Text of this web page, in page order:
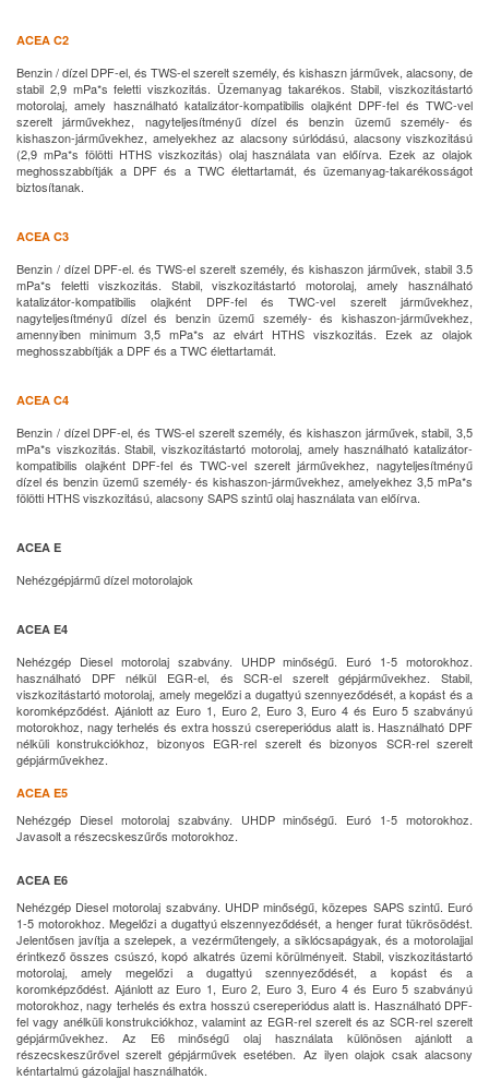
ACEA C2
Benzin / dízel DPF-el, és TWS-el szerelt személy, és kishaszn járművek, alacsony, de
stabil 2,9 mPa*s feletti viszkozitás. Üzemanyag takarékos. Stabil, viszkozitástartó
motorolaj, amely használható katalizátor-kompatibilis olajként DPF-fel és TWC-vel
szerelt járművekhez, nagyteljesítményű dízel és benzin üzemű személy- és
kishaszon-járművekhez, amelyekhez az alacsony súrlódású, alacsony viszkozitású
(2,9 mPa*s fölötti HTHS viszkozitás) olaj használata van előírva. Ezek az olajok
meghosszabbítják a DPF és a TWC élettartamát, és üzemanyag-takarékosságot
biztosítanak.
ACEA C3
Benzin / dízel DPF-el. és TWS-el szerelt személy, és kishaszon járművek, stabil 3.5
mPa*s feletti viszkozitás. Stabil, viszkozitástartó motorolaj, amely használható
katalizátor-kompatibilis olajként DPF-fel és TWC-vel szerelt járművekhez,
nagyteljesítményű dízel és benzin üzemű személy- és kishaszon-járművekhez,
amennyiben minimum 3,5 mPa*s az elvárt HTHS viszkozitás. Ezek az olajok
meghosszabbítják a DPF és a TWC élettartamát.
ACEA C4
Benzin / dízel DPF-el, és TWS-el szerelt személy, és kishaszon járművek, stabil, 3,5
mPa*s viszkozitás. Stabil, viszkozitástartó motorolaj, amely használható katalizátor-
kompatibilis olajként DPF-fel és TWC-vel szerelt járművekhez, nagyteljesítményű
dízel és benzin üzemű személy- és kishaszon-járművekhez, amelyekhez 3,5 mPa*s
fölötti HTHS viszkozitású, alacsony SAPS szintű olaj használata van előírva.
ACEA E
Nehézgépjármű dízel motorolajok
ACEA E4
Nehézgép Diesel motorolaj szabvány. UHDP minőségű. Euró 1-5 motorokhoz.
használható DPF nélkül EGR-el, és SCR-el szerelt gépjárművekhez. Stabil,
viszkozitástartó motorolaj, amely megelőzi a dugattyú szennyeződését, a kopást és a
koromképződést. Ajánlott az Euro 1, Euro 2, Euro 3, Euro 4 és Euro 5 szabványú
motorokhoz, nagy terhelés és extra hosszú csereperiódus alatt is. Használható DPF
nélküli konstrukciókhoz, bizonyos EGR-rel szerelt és bizonyos SCR-rel szerelt
gépjárművekhez.
ACEA E5
Nehézgép Diesel motorolaj szabvány. UHDP minőségű. Euró 1-5 motorokhoz.
Javasolt a részecskeszűrős motorokhoz.
ACEA E6
Nehézgép Diesel motorolaj szabvány. UHDP minőségű, közepes SAPS szintű. Euró
1-5 motorokhoz. Megelőzi a dugattyú elszennyeződését, a henger furat tükrösödést.
Jelentősen javítja a szelepek, a vezérműtengely, a siklócsapágyak, és a motorolajjal
érintkező összes csúszó, kopó alkatrés üzemi körülményeit. Stabil, viszkozitástartó
motorolaj, amely megelőzi a dugattyú szennyeződését, a kopást és a
koromképződést. Ajánlott az Euro 1, Euro 2, Euro 3, Euro 4 és Euro 5 szabványú
motorokhoz, nagy terhelés és extra hosszú csereperiódus alatt is. Használható DPF-
fel vagy anélküli konstrukciókhoz, valamint az EGR-rel szerelt és az SCR-rel szerelt
gépjárművekhez. Az E6 minőségű olaj használata különösen ajánlott a
részecskeszűrővel szerelt gépjárművek esetében. Az ilyen olajok csak alacsony
kéntartalmú gázolajjal használhatók.